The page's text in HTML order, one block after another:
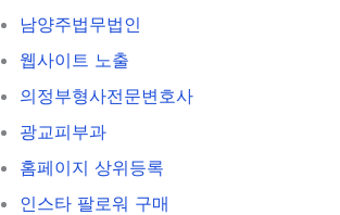
남양주법무법인
웹사이트 노출
의정부형사전문변호사
광교피부과
홈페이지 상위등록
인스타 팔로워 구매